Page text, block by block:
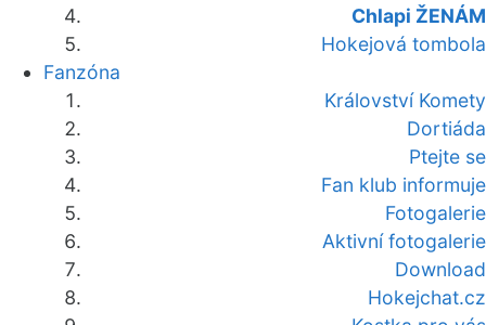
Chlapi ŽENÁM
Hokejová tombola
Fanzóna
Království Komety
Dortiáda
Ptejte se
Fan klub informuje
Fotogalerie
Aktivní fotogalerie
Download
Hokejchat.cz